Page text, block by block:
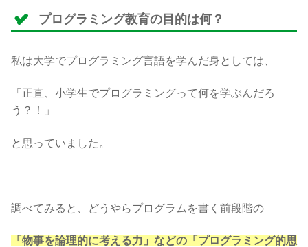
プログラミング教育の目的は何？
私は大学でプログラミング言語を学んだ身としては、
「正直、小学生でプログラミングって何を学ぶんだろ
う？！」
と思っていました。
調べてみると、どうやらプログラムを書く前段階の
「物事を論理的に考える力」などの「プログラミング的思